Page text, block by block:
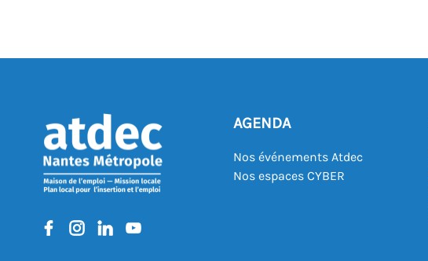
AGENDA
Nos événements Atdec
Nos espaces CYBER